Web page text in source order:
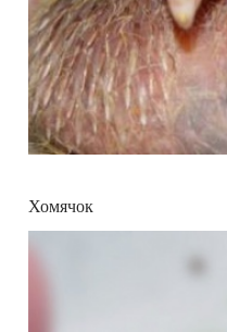
Хомячок